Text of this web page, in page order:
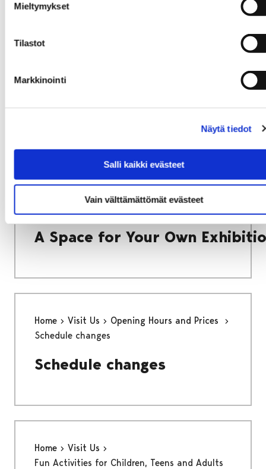
Mieltymykset
Tilastot
Markkinointi
Näytä tiedot
Salli kaikki evästeet
Vain välttämättömät evästeet
Satakunta Museum
Satakunta Museum Exhibitions
Parvi – A Space for Your Own Exhibitions
Parvi –
A Space for Your Own
Home Visit Us
Opening Hours and Prices
Schedule changes
Schedule changes
Home
Visit Us
Fun Activities for Children, Teens and Adults